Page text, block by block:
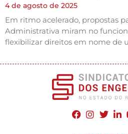
4 de agosto de 2025
Em ritmo acelerado, propostas
Administrativa miram no
flexibilizar direitos em nome de